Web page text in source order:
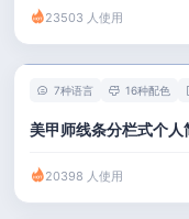
23503 人使用
7种语言 16种配色
美甲师线条分栏式个人
20398 人使用